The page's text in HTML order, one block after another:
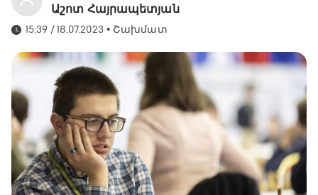
Աշոտ Հայրապետյան
15:39 / 18.07.2023 • Շախմատ